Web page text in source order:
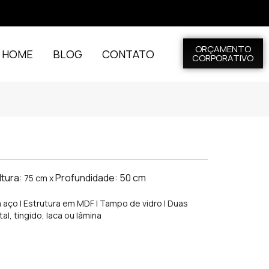
BLOG CONTATO ORÇAMENTO
CORPORATIVO
75 cm xProfundidade: 50 cm
| Estrutura em MDF | Tampo de vidro | Duas
tingido, laca ou lâmina